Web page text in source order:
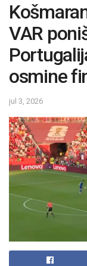
VAR
osmine
jul 3, 2026